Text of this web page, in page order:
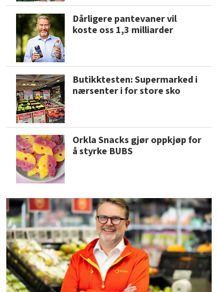
Dårligere pantevaner vil
koste oss 1,3 milliarder
Butikktesten: Supermarked i
nærsenter i for store sko
Orkla Snacks gjør oppkjøp for
å styrke BUBS